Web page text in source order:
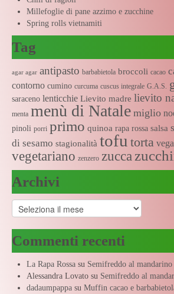
Millefoglie di pane azzimo e zucchine
Spring rolls vietnamiti
Tag
agar agar antipasto barbabietola broccoli cacao
contorno cumino curcuma cuscus integrale G.A.S.
saraceno lenticchie Lievito madre lievito
menta menù di Natale miglio
pinoli porri primo quinoa rapa rossa salsa
di sesamo stagionalità tofu torta
vegetariano zenzero zucca
Archivi
Archivi
Commenti recenti
La Rapa Rossa su Semifreddo al mandarino
Alessandra Lovato su Semifreddo al
dadaumpappa su Muffin cacao e